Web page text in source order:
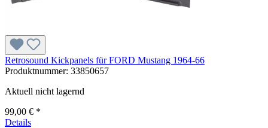
Retrosound Kickpanels für FORD Mustang 1964-66
Produktnummer: 33850657
Aktuell nicht lagernd
99,00 € *
Details